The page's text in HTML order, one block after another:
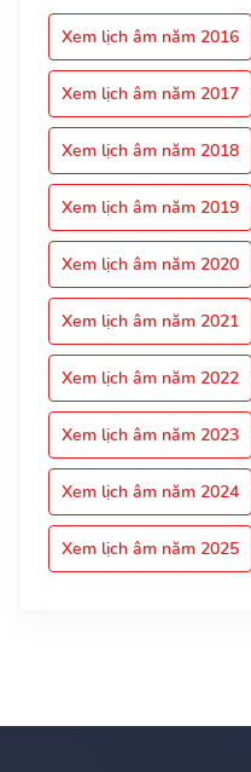
Xem lịch âm năm 2016
Xem lịch âm năm 2017
Xem lịch âm năm 2018
Xem lịch âm năm 2019
Xem lịch âm năm 2020
Xem lịch âm năm 2021
Xem lịch âm năm 2022
Xem lịch âm năm 2023
Xem lịch âm năm 2024
Xem lịch âm năm 2025